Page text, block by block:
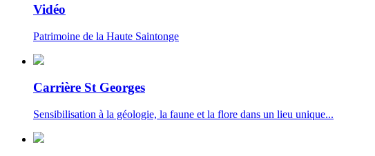
Vidéo
Patrimoine de la Haute Saintonge
Carrière St Georges
Sensibilisation à la géologie, la faune et la flore dans un lieu unique...